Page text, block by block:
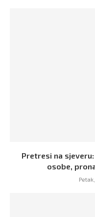
Pretresi na
osobe,